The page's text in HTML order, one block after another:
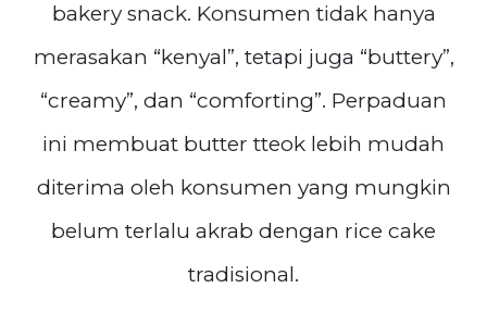
bakery snack. Konsumen tidak hanya
merasakan “kenyal”, tetapi juga “buttery”,
“creamy”, dan “comforting”. Perpaduan
ini membuat butter tteok lebih mudah
diterima oleh konsumen yang mungkin
belum terlalu akrab dengan rice cake
tradisional.